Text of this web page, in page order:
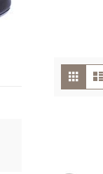
als
Foto-
tabel